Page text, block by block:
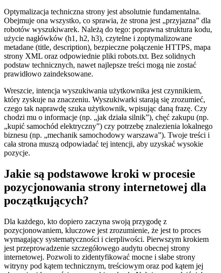
Optymalizacja techniczna strony jest absolutnie fundamentalna.
Obejmuje ona wszystko, co sprawia, że strona jest „przyjazna” dla
robotów wyszukiwarek. Należą do tego: poprawna struktura kodu,
użycie nagłówków (h1, h2, h3), czytelne i zoptymalizowane
metadane (title, description), bezpieczne połączenie HTTPS, mapa
strony XML oraz odpowiednie pliki robots.txt. Bez solidnych
podstaw technicznych, nawet najlepsze treści mogą nie zostać
prawidłowo zaindeksowane.
Wreszcie, intencja wyszukiwania użytkownika jest czynnikiem,
który zyskuje na znaczeniu. Wyszukiwarki starają się zrozumieć,
czego tak naprawdę szuka użytkownik, wpisując daną frazę. Czy
chodzi mu o informacje (np. „jak działa silnik”), chęć zakupu (np.
„kupić samochód elektryczny”) czy potrzebę znalezienia lokalnego
biznesu (np. „mechanik samochodowy warszawa”). Twoje treści i
cała strona muszą odpowiadać tej intencji, aby uzyskać wysokie
pozycje.
Jakie są podstawowe kroki w procesie
pozycjonowania strony internetowej dla
początkujących?
Dla każdego, kto dopiero zaczyna swoją przygodę z
pozycjonowaniem, kluczowe jest zrozumienie, że jest to proces
wymagający systematyczności i cierpliwości. Pierwszym krokiem
jest przeprowadzenie szczegółowego audytu obecnej strony
internetowej. Pozwoli to zidentyfikować mocne i słabe strony
witryny pod kątem technicznym, treściowym oraz pod kątem jej